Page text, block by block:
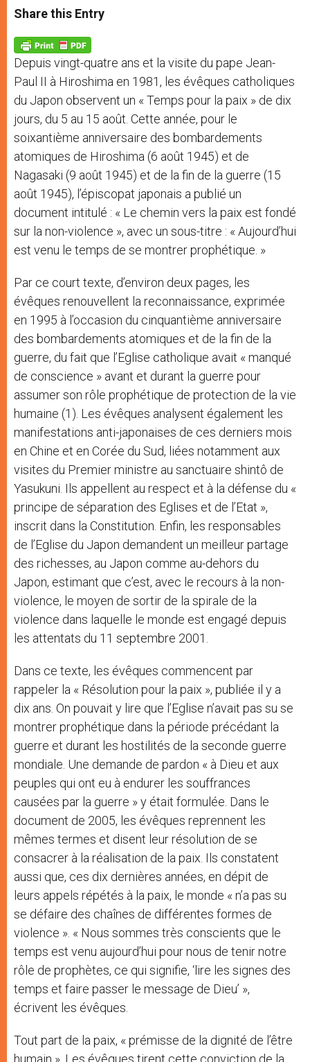
t
s
p
p
s
e
g
e
r
e
b
o
k
Share this Entry
Depuis vingt-quatre ans et la visite du pape Jean-
Paul II à Hiroshima en 1981, les évêques catholiques
du Japon observent un « Temps pour la paix » de dix
jours, du 5 au 15 août. Cette année, pour le
soixantième anniversaire des bombardements
atomiques de Hiroshima (6 août 1945) et de
Nagasaki (9 août 1945) et de la fin de la guerre (15
août 1945), l’épiscopat japonais a publié un
document intitulé : « Le chemin vers la paix est fondé
sur la non-violence », avec un sous-titre : « Aujourd’hui
est venu le temps de se montrer prophétique. »
Par ce court texte, d’environ deux pages, les
évêques renouvellent la reconnaissance, exprimée
en 1995 à l’occasion du cinquantième anniversaire
des bombardements atomiques et de la fin de la
guerre, du fait que l’Eglise catholique avait « manqué
de conscience » avant et durant la guerre pour
assumer son rôle prophétique de protection de la vie
humaine (1). Les évêques analysent également les
manifestations anti-japonaises de ces derniers mois
en Chine et en Corée du Sud, liées notamment aux
visites du Premier ministre au sanctuaire shintô de
Yasukuni. Ils appellent au respect et à la défense du «
principe de séparation des Eglises et de l’Etat »,
inscrit dans la Constitution. Enfin, les responsables
de l’Eglise du Japon demandent un meilleur partage
des richesses, au Japon comme au-dehors du
Japon, estimant que c’est, avec le recours à la non-
violence, le moyen de sortir de la spirale de la
violence dans laquelle le monde est engagé depuis
les attentats du 11 septembre 2001.
Dans ce texte, les évêques commencent par
rappeler la « Résolution pour la paix », publiée il y a
dix ans. On pouvait y lire que l’Eglise n’avait pas su se
montrer prophétique dans la période précédant la
guerre et durant les hostilités de la seconde guerre
mondiale. Une demande de pardon « à Dieu et aux
peuples qui ont eu à endurer les souffrances
causées par la guerre » y était formulée. Dans le
document de 2005, les évêques reprennent les
mêmes termes et disent leur résolution de se
consacrer à la réalisation de la paix. Ils constatent
aussi que, ces dix dernières années, en dépit de
leurs appels répétés à la paix, le monde « n’a pas su
se défaire des chaînes de différentes formes de
violence ». « Nous sommes très conscients que le
temps est venu aujourd’hui pour nous de tenir notre
rôle de prophètes, ce qui signifie, ‘lire les signes des
temps et faire passer le message de Dieu’ »,
écrivent les évêques.
Tout part de la paix, « prémisse de la dignité de l’être
humain ». Les évêques tirent cette conviction de la